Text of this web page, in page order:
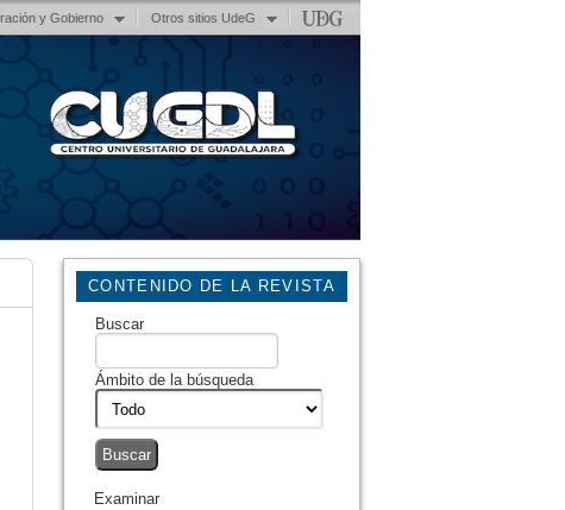
y Gobierno Otros sitios UdeG
CONTENIDO DE LA REVISTA
Buscar
Ámbito de la búsqueda
Examinar